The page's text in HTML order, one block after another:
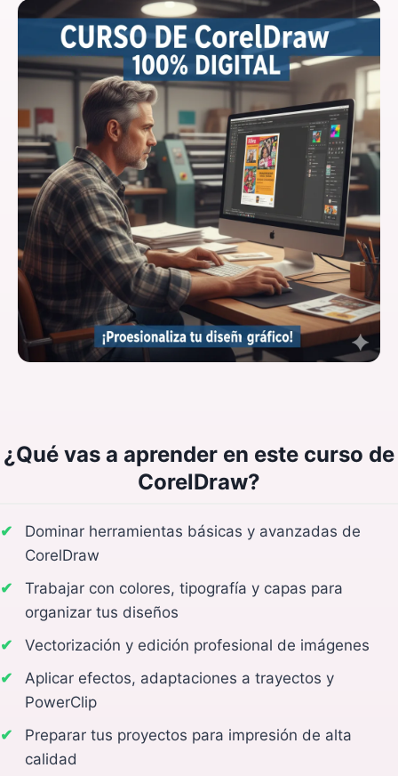
¿Qué vas a aprender en este curso de
CorelDraw?
Dominar herramientas básicas y avanzadas de
CorelDraw
Trabajar con colores, tipografía y capas para
organizar tus diseños
Vectorización y edición profesional de imágenes
Aplicar efectos, adaptaciones a trayectos y
PowerClip
Preparar tus proyectos para impresión de alta
calidad